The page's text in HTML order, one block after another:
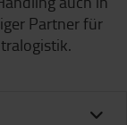
Partner für